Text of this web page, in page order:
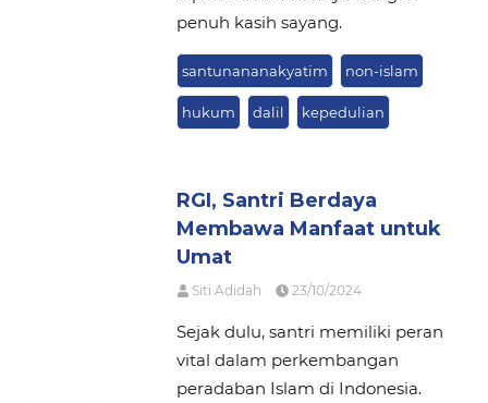
penuh kasih sayang.
santunananakyatim non-islam
hukum dalil kepedulian
RGI, Santri Berdaya
Membawa Manfaat untuk
Umat
Siti Adidah 23/10/2024
Sejak dulu, santri memiliki peran
vital dalam perkembangan
peradaban Islam di Indonesia.